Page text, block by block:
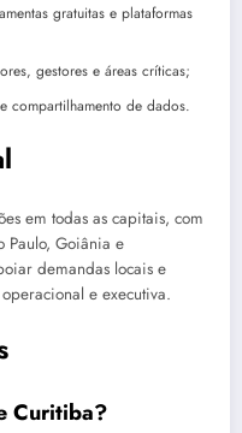
gratuitas e plataformas
gestores e áreas críticas;
compartilhamento de dados.
em todas as capitais, com
Paulo, Goiânia e
demandas locais e
e executiva.
Curitiba?